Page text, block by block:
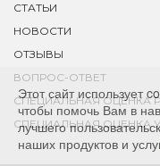
СТАТЬИ
НОВОСТИ
ОТЗЫВЫ
ВОПРОС-ОТВЕТ
СПЕЦИАЛЬНАЯ ОЦЕНКА
СПЕЦИАЛЬНАЯ ОЦЕНКА
Этот сайт использует
чтобы помочь Вам в
лучшего
наших продуктов и